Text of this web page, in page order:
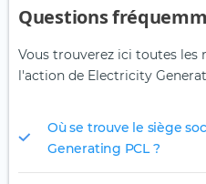
Questions
Vous trouverez ici toutes les
l'action de Electricity
Où se trouve le siège
Generating PCL ?